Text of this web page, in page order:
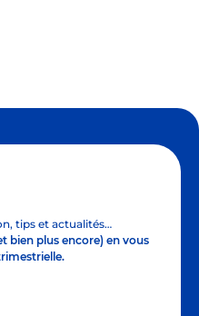
tips et actualités…
bien plus encore) en vous